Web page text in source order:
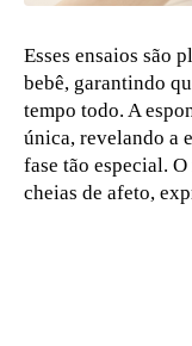
Esses ensaios são
bebê, garantindo
tempo todo. A
única, revelando a
fase tão especial.
cheias de afeto,